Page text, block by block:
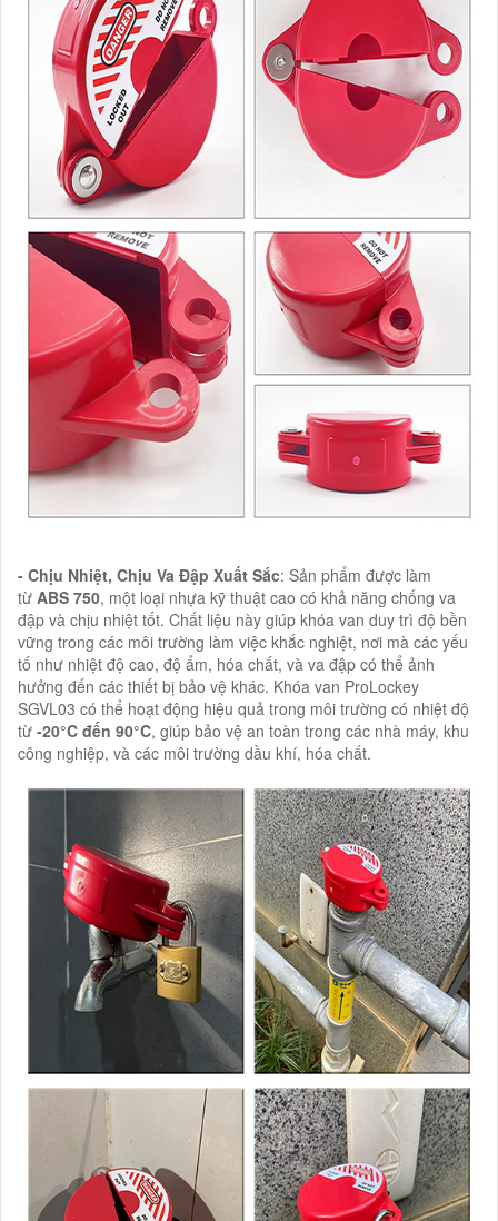
- Chịu Nhiệt, Chịu Va Đập Xuất Sắc: Sản phẩm được làm
từ ABS 750, một loại nhựa kỹ thuật cao có khả năng chống va
đập và chịu nhiệt tốt. Chất liệu này giúp khóa van duy trì độ bền
vững trong các môi trường làm việc khắc nghiệt, nơi mà các yếu
tố như nhiệt độ cao, độ ẩm, hóa chất, và va đập có thể ảnh
hưởng đến các thiết bị bảo vệ khác. Khóa van ProLockey
SGVL03 có thể hoạt động hiệu quả trong môi trường có nhiệt độ
từ -20°C đến 90°C, giúp bảo vệ an toàn trong các nhà máy, khu
công nghiệp, và các môi trường dầu khí, hóa chất.